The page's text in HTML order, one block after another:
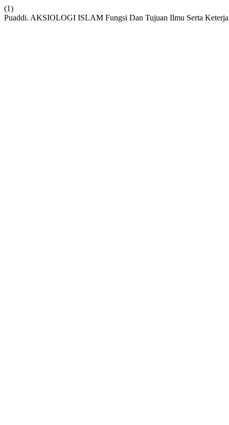
(1)
Puaddi. AKSIOLOGI ISLAM Fungsi Dan Tujuan Ilmu Serta